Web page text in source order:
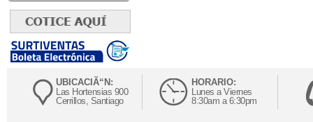
UBICACIÃ“N:
Las Hortensias 900
Cerrillos, Santiago
HORARIO:
Lunes a Viernes
8:30am a 6:30pm